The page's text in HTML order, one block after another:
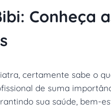
Conheça
certamente sabe o
de suma
sua saúde, bem-